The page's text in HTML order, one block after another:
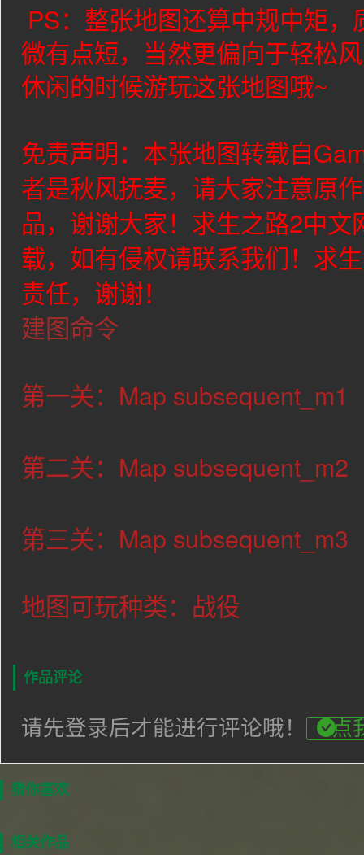
PS：整张地图还算中规中矩
微有点短，当然更偏向于轻松
休闲的时候游玩这张地图哦~
免责声明：本张地图转载自
者是秋风抚麦，请大家注意原
品，谢谢大家！求生之路2中
载，如有侵权请联系我们！求
责任，谢谢！
建图命令
第一关：Map subsequent_m1
第二关：Map subsequent_m2
第三关：Map subsequent_m3
地图可玩种类：战役
作品评论
请先登录后才能进行评论哦！ 点
猜你喜欢
相关作品